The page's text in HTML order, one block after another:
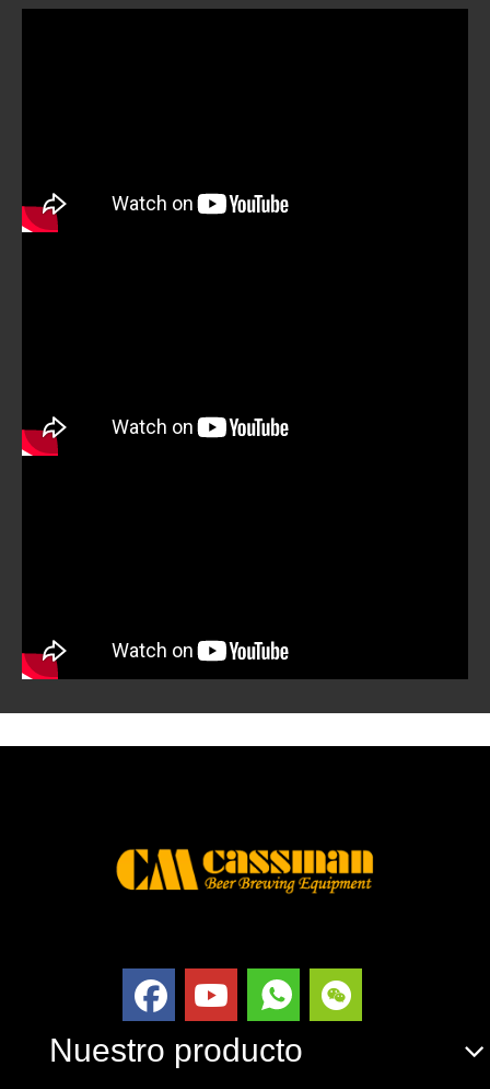
Nuestro producto